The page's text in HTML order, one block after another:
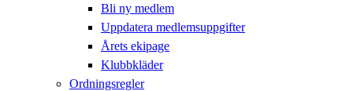
Bli ny medlem
Uppdatera medlemsuppgifter
Årets ekipage
Klubbkläder
Ordningsregler